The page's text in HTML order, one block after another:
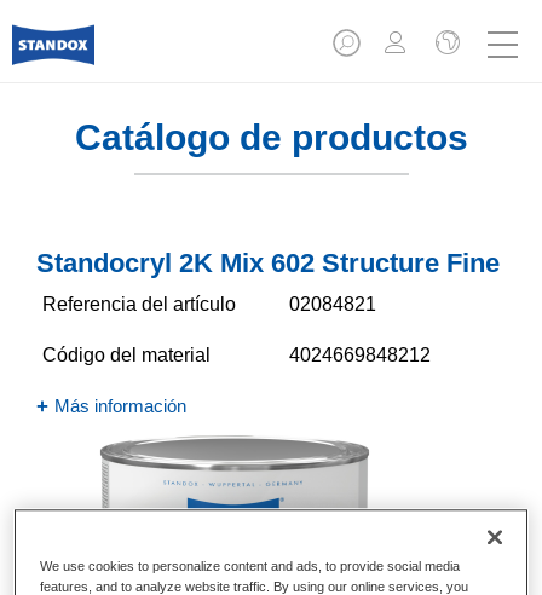
Catálogo de productos
Standocryl 2K Mix 602 Structure Fine
Referencia del artículo 02084821
Código del material 4024669848212
Más información
We use cookies to personalize content and ads, to provide social media
features, and to analyze website traffic. By using our online services, you